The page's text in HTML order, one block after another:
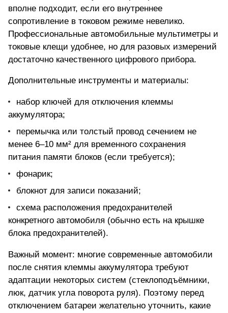
вполне подходит, если его внутреннее
сопротивление в токовом режиме невелико.
Профессиональные автомобильные мультиметры и
токовые клещи удобнее, но для разовых измерений
достаточно качественного цифрового прибора.
Дополнительные инструменты и материалы:
набор ключей для отключения клеммы
аккумулятора;
перемычка или толстый провод сечением не
менее 6–10 мм² для временного сохранения
питания памяти блоков (если требуется);
фонарик;
блокнот для записи показаний;
схема расположения предохранителей
конкретного автомобиля (обычно есть на крышке
блока предохранителей).
Важный момент: многие современные автомобили
после снятия клеммы аккумулятора требуют
адаптации некоторых систем (стеклоподъёмники,
люк, датчик угла поворота руля). Поэтому перед
отключением батареи желательно уточнить, какие